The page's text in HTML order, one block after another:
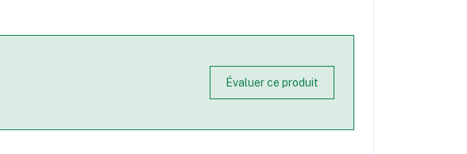
Évaluer ce produit